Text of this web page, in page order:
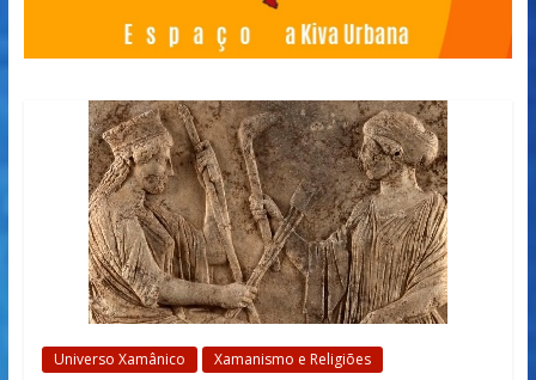
Universo Xamânico Xamanismo e Religiões